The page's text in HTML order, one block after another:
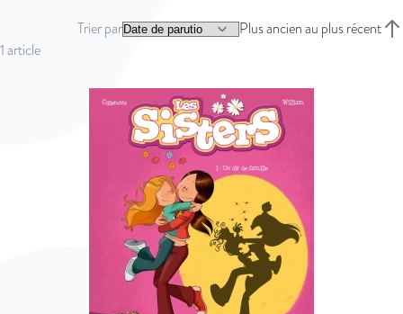
1article
Trier par
Plus ancien au plus récent